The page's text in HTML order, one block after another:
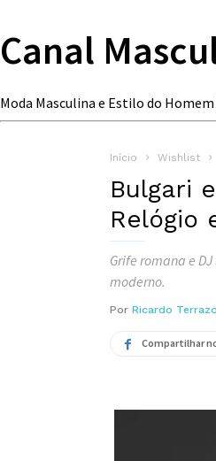
Canal
Moda Masculina e Estilo do
Início Wishlist
Bulgari
Relógio
Grife romana e
moderno.
Por Ricardo
Compartilhar